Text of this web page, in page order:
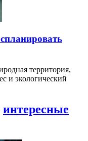
территория,
и экологический
интересные